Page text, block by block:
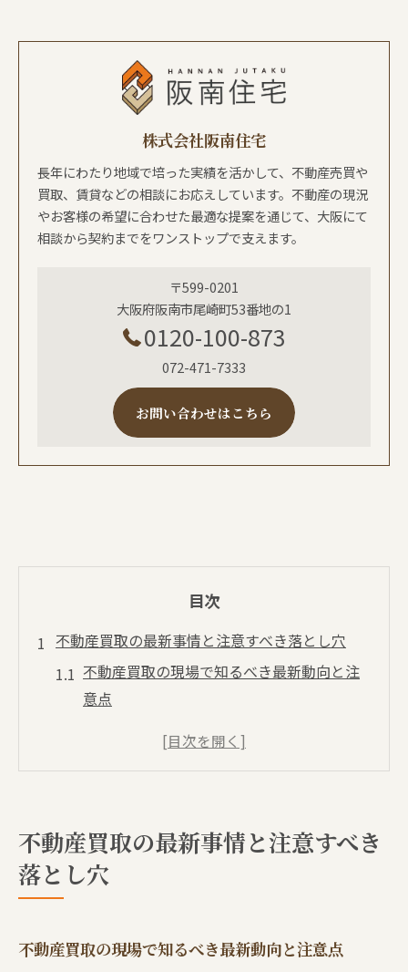
株式会社阪南住宅
長年にわたり地域で培った実績を活かして、不動産売買や
買取、賃貸などの相談にお応えしています。不動産の現況
やお客様の希望に合わせた最適な提案を通じて、大阪にて
相談から契約までをワンストップで支えます。
〒599-0201
大阪府阪南市尾崎町53番地の1
0120-100-873
072-471-7333
お問い合わせはこちら
目次
不動産買取の最新事情と注意すべき落とし穴
不動産買取の現場で知るべき最新動向と注
意点
不動産買取の落とし穴を避けるための実践
不動産買取で損をしないための見極め方の
ポイント
不動産買取用語「あんこ」の正しい意味を
不動産買取の最新事情と注意すべき
落とし穴
不動産買取の現場で知るべき最新動向と注意点